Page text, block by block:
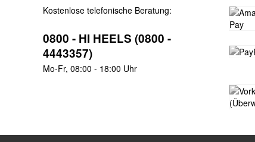
Kostenlose telefonische Beratung:
0800 - HI HEELS (0800 -
4443357)
Mo-Fr, 08:00 - 18:00 Uhr